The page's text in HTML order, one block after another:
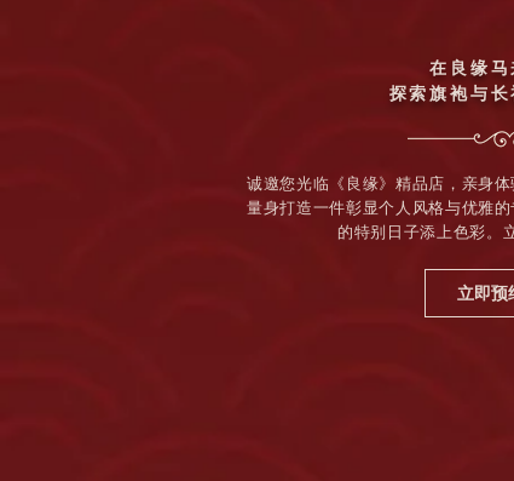
在良缘马
探索旗袍与
诚邀您光临《良缘》精品店，亲身
量身打造一件彰显个人风格与优雅
的特别日子添上色彩。
立即预